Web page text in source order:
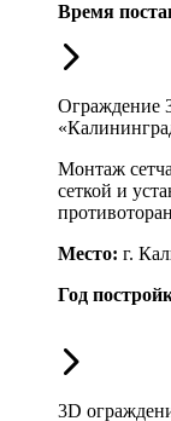
Время
Ограждение
Монтаж
сеткой и
Место: г.
Год
3D